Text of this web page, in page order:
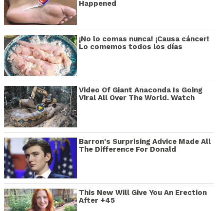
Happened
¡No lo comas nunca! ¡Causa cáncer!
Lo comemos todos los días
Video Of Giant Anaconda Is Going
Viral All Over The World. Watch
Barron's Surprising Advice Made All
The Difference For Donald
This New Will Give You An Erection
After +45